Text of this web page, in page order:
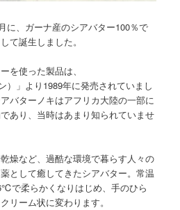
に、ガーナ産のシアバター100％で
て誕生しました。
を使った製品は、
）」より1989年に発売されていまし
バターノキはアフリカ大陸の一部に
あり、当時はあまり知られていませ
燥など、過酷な環境で暮らす人々の
として癒してきたシアバター。常温
で柔らかくなりはじめ、手のひら
リーム状に変わります。